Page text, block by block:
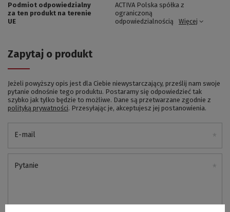
Podmiot odpowiedzialny
za ten produkt na terenie
UE
ACTIVA Polska spółka z
ograniczoną
odpowiedzialnością
Więcej
Zapytaj o produkt
Jeżeli powyższy opis jest dla Ciebie niewystarczający, prześlij nam swoje
pytanie odnośnie tego produktu. Postaramy się odpowiedzieć tak
szybko jak tylko będzie to możliwe. Dane są przetwarzane zgodnie z
polityką prywatności. Przesyłając je, akceptujesz jej postanowienia.
E-mail
Pytanie